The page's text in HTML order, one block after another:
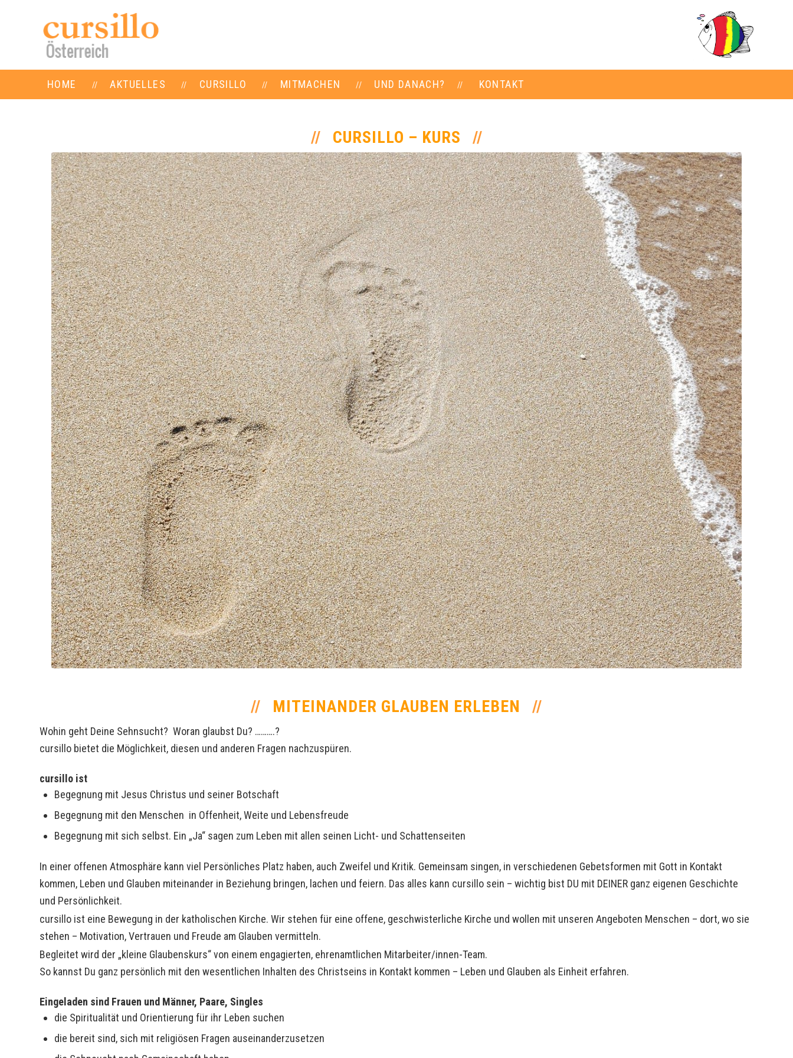
HOME AKTUELLES CURSILLO MITMACHEN UND DANACH? KONTAKT
CURSILLO – KURS
MITEINANDER GLAUBEN ERLEBEN
Wohin geht Deine Sehnsucht? Woran glaubst Du? ……….?
cursillo bietet die Möglichkeit, diesen und anderen Fragen nachzuspüren.
cursillo ist
Begegnung mit Jesus Christus und seiner Botschaft
Begegnung mit den Menschen in Offenheit, Weite und Lebensfreude
Begegnung mit sich selbst. Ein „Ja“ sagen zum Leben mit allen seinen Licht- und Schattenseiten
In einer offenen Atmosphäre kann viel Persönliches Platz haben, auch Zweifel und Kritik. Gemeinsam singen, in verschiedenen Gebetsformen mit Gott in Kontakt
kommen, Leben und Glauben miteinander in Beziehung bringen, lachen und feiern. Das alles kann cursillo sein – wichtig bist DU mit DEINER ganz eigenen Geschichte
und Persönlichkeit.
cursillo ist eine Bewegung in der katholischen Kirche. Wir stehen für eine offene, geschwisterliche Kirche und wollen mit unseren Angeboten Menschen – dort, wo sie
stehen – Motivation, Vertrauen und Freude am Glauben vermitteln.
Begleitet wird der „kleine Glaubenskurs“ von einem engagierten, ehrenamtlichen Mitarbeiter/innen-Team.
So kannst Du ganz persönlich mit den wesentlichen Inhalten des Christseins in Kontakt kommen – Leben und Glauben als Einheit erfahren.
Eingeladen sind Frauen und Männer, Paare, Singles
die Spiritualität und Orientierung für ihr Leben suchen
die bereit sind, sich mit religiösen Fragen auseinanderzusetzen